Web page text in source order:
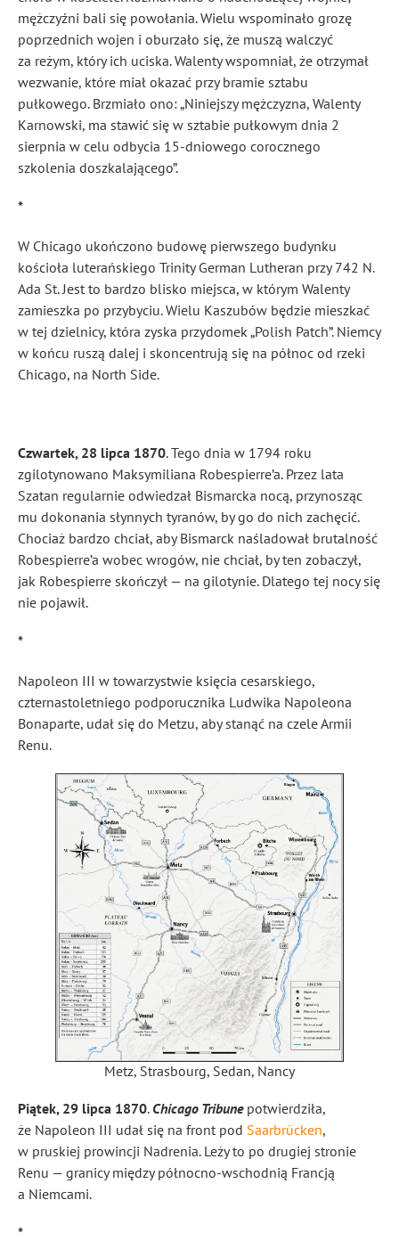
mężczyźni bali się powołania. Wielu wspominało grozę
poprzednich wojen i oburzało się, że muszą walczyć
za reżym, który ich uciska. Walenty wspomniał, że otrzymał
wezwanie, które miał okazać przy bramie sztabu
pułkowego. Brzmiało ono: „Niniejszy mężczyzna, Walenty
Karnowski, ma stawić się w sztabie pułkowym dnia 2
sierpnia w celu odbycia 15-dniowego corocznego
szkolenia doszkalającego”.
*
W Chicago ukończono budowę pierwszego budynku
kościoła luterańskiego Trinity German Lutheran przy 742 N.
Ada St. Jest to bardzo blisko miejsca, w którym Walenty
zamieszka po przybyciu. Wielu Kaszubów będzie mieszkać
w tej dzielnicy, która zyska przydomek „Polish Patch”. Niemcy
w końcu ruszą dalej i skoncentrują się na północ od rzeki
Chicago, na North Side.
Czwartek, 28 lipca 1870. Tego dnia w 1794 roku
zgilotynowano Maksymiliana Robespierre’a. Przez lata
Szatan regularnie odwiedzał Bismarcka nocą, przynosząc
mu dokonania słynnych tyranów, by go do nich zachęcić.
Chociaż bardzo chciał, aby Bismarck naśladował brutalność
Robespierre’a wobec wrogów, nie chciał, by ten zobaczył,
jak Robespierre skończył — na gilotynie. Dlatego tej nocy się
nie pojawił.
*
Napoleon III w towarzystwie księcia cesarskiego,
czternastoletniego podporucznika Ludwika Napoleona
Bonaparte, udał się do Metzu, aby stanąć na czele Armii
Renu.
Metz, Strasbourg, Sedan, Nancy
Piątek, 29 lipca 1870. Chicago Tribunepotwierdziła,
że Napoleon III udał się na front pod Saarbrücken,
w pruskiej prowincji Nadrenia. Leży to po drugiej stronie
Renu — granicy między północno-wschodnią Francją
a Niemcami.
*